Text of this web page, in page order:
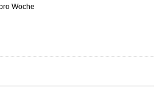
Woche